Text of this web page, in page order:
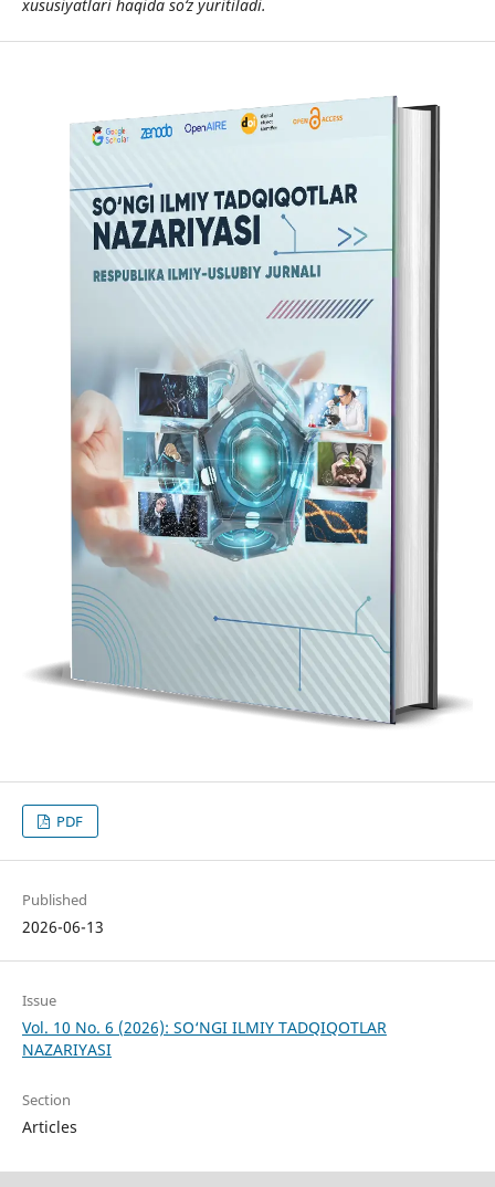
xususiyatlari haqida so‘z yuritiladi.
PDF
Published
2026-06-13
Issue
Vol. 10 No. 6 (2026): SO‘NGI ILMIY TADQIQOTLAR
NAZARIYASI
Section
Articles